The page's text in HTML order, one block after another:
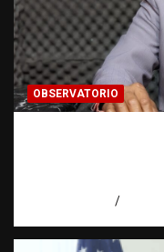
OBSERVATORIO